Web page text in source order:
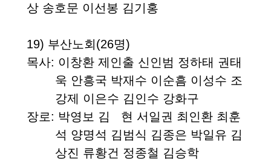
상 송호문 이선봉 김기홍
19) 부산노회 (26명)
목사: 이창환 제인출 신인범 정하태 권태
욱 안흥국 박재수 이순흠 이성수 조
강제 이은수 김인수 강화구
장로: 박영보 김 현 서일권 최인환 최훈
석 양명석 김범식 김종은 박일유 김
상진 류황건 정종철 김승학